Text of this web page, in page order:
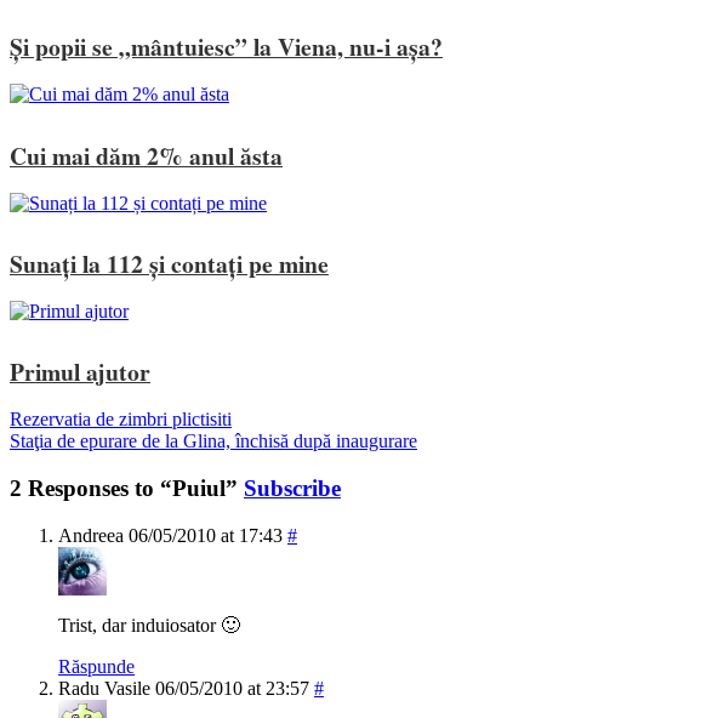
Și popii se „mântuiesc” la Viena, nu-i așa?
Cui mai dăm 2% anul ăsta
Sunați la 112 și contați pe mine
Primul ajutor
Rezervatia de zimbri plictisiti
Staţia de epurare de la Glina, închisă după inaugurare
2 Responses to “Puiul” Subscribe
Andreea 06/05/2010 at 17:43 #
Trist, dar induiosator 🙂
Răspunde
Radu Vasile 06/05/2010 at 23:57 #